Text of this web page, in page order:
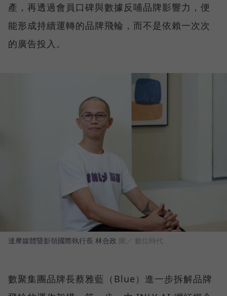
產，再透過會員口碑與數據反哺品牌影響力，便
能形成持續運轉的品牌飛輪，而不是依賴一次次
的廣告投入。
達摩媒體暨影領國際執行長 林合政 圖／ 數位時代
數聚集團品牌長蔡雅藍（Blue）進一步拆解品牌